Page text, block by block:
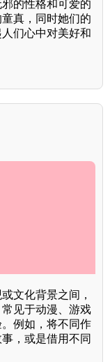
的性格和可爱的
真，同时她们的
们心中对美好和
文化背景之间，
见于动漫、游戏
例如，将不同作
，或是借用不同